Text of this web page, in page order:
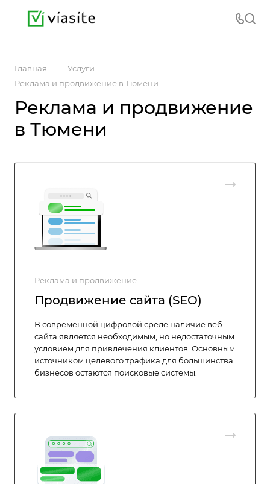
Главная — Услуги —
Реклама и продвижение в Тюмени
Реклама и продвижение
в Тюмени
Реклама и продвижение
Продвижение сайта (SEO)
В современной цифровой среде наличие веб-
сайта является необходимым, но недостаточным
условием для привлечения клиентов. Основным
источником целевого трафика для большинства
бизнесов остаются поисковые системы.